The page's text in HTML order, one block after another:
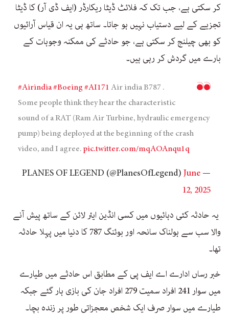
کر سکتی ہے، جب تک کہ فلائٹ ڈیٹا ریکارڈر (ایف ڈی آر) کا ڈیٹا
تجزیے کے لیے دستیاب نہیں ہو جاتا۔ ساتھ ہی یہ ان قیاس آرائیوں
کو بھی چیلنج کر سکتی ہے، جو حادثے کی ممکنہ وجوہات کے
بارے میں گردش کر رہی ہیں۔
#Airindia#Boeing#AI171 Air india B787 .
Some people think they hear the characteristic
sound of a RAT (Ram Air Turbine, hydraulic emergency
pump) being deployed at the beginning of the crash
video, and I agree.pic.twitter.com/mqAOAnqu1q
— PLANES OF LEGEND (@PlanesOfLegend)
June
12, 2025
یہ حادثہ کئی دہائیوں میں کسی انڈین ایئر لائن کے ساتھ پیش آنے
والا سب سے ہولناک سانحہ اور بوئنگ 787 کا دنیا میں پہلا حادثہ
تھا۔
خبر رساں ادارے اے ایف پی کے مطابق اس حادثے میں طیارے
میں سوار 241 افراد سمیت 279 افراد جان کی بازی ہار گئے جبکہ
طیارے میں سوار صرف ایک شخص معجزاتی طور پر زندہ بچا۔